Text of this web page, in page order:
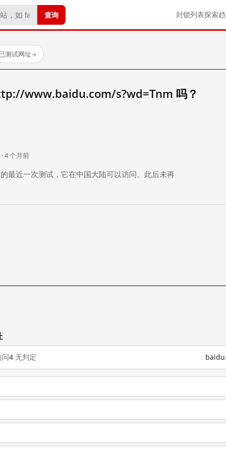
查询 封锁列表探索
测试网址→
www.baidu.com/s?wd=Tnm 吗？
4 个月前
最近一次测试，它在中国大陆可以访问。此后未再
问4 无判定